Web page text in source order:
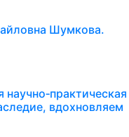
Шумкова.
научно‑практическая
вдохновляем